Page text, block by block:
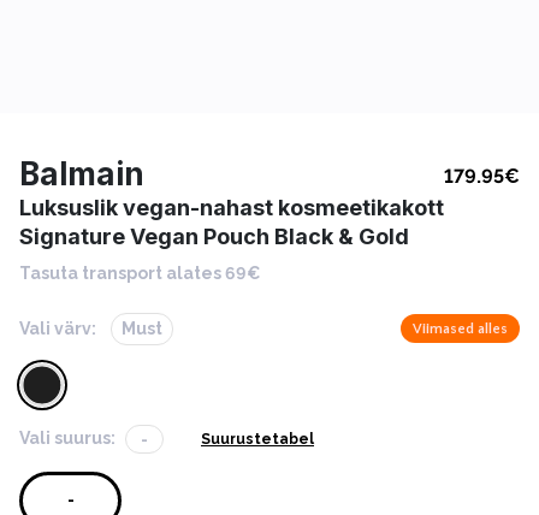
Balmain 179.95€
Luksuslik vegan-nahast kosmeetikakott
Signature Vegan Pouch Black & Gold
Tasuta transport alates 69€
Vali värv: Must Viimased alles
Vali suurus: - Suurustetabel
-